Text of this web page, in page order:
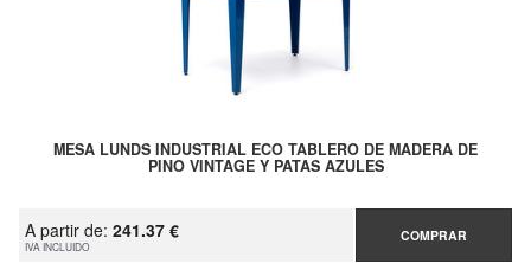
MESA LUNDS INDUSTRIAL ECO TABLERO DE MADERA DE
PINO VINTAGE Y PATAS AZULES
A partir de: 241.37 €
IVA INCLUIDO
COMPRAR